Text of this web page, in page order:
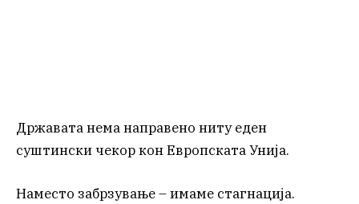
Државата нема направено ниту еден
суштински чекор кон Европската Унија.
Наместо забрзување – имаме стагнација.